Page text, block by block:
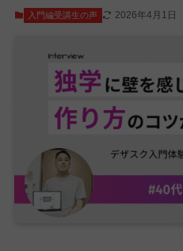
入門編受講生の声 2026年4月1日